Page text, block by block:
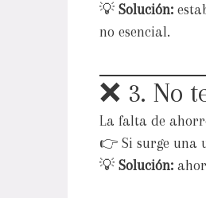
💡 Solución:
no esencial.
❌ 3. No
La falta de
👉 Si surge una
💡 Solución: